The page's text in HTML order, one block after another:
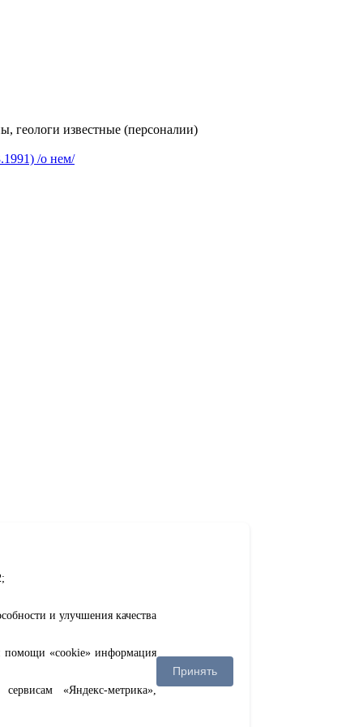
геологи известные (персоналии)
/о нем/
и улучшения качества
помощи «cookie» информация
«Яндекс-метрика»,
Принять